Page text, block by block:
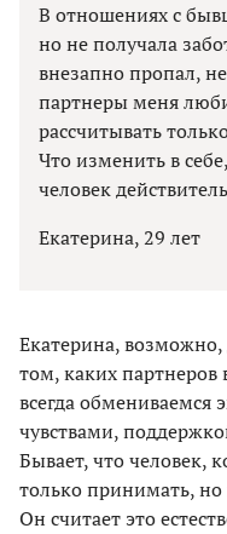
В отношениях с
но не получала
внезапно пропал,
партнеры меня
рассчитывать
Что изменить в
человек
Екатерина, 29 лет
Екатерина,
том, каких
всегда
чувствами,
Бывает, что человек,
только принимать, но
Он считает это